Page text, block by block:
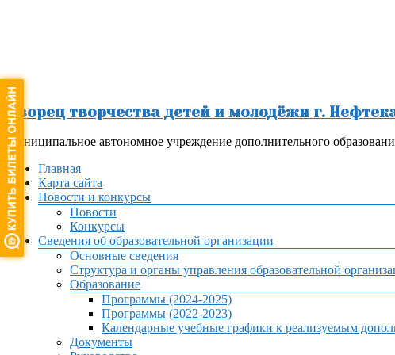
Дворец творчества детей и молодёжи г.
Муниципальное автономное учреждение дополнительного
МенюГлавная
Карта сайта
Новости и конкурсы
Новости
Конкурсы
Сведения об образовательной организации
Основные сведения
Структура и органы управления образовательной
Образование
Программы (2024-2025)
Программы (2022-2023)
Календарные учебные графики к реализуемым
Документы